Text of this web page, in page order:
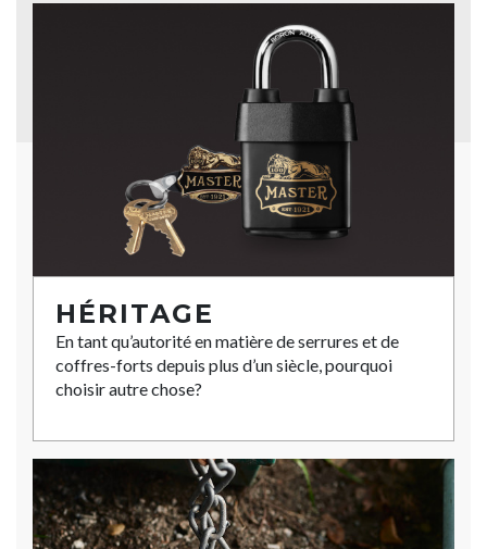
HÉRITAGE
En tant qu’autorité en matière de serrures et de
coffres-forts depuis plus d’un siècle, pourquoi
choisir autre chose?